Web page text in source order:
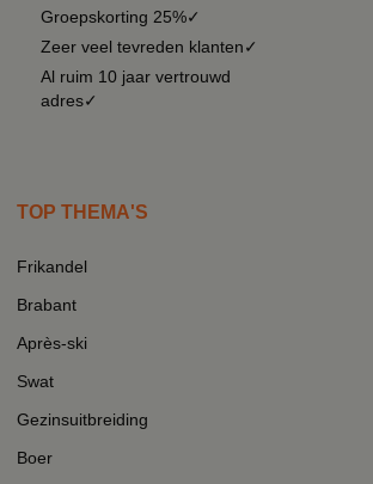
Groepskorting 25%✓
Zeer veel tevreden klanten✓
Al ruim 10 jaar vertrouwd
adres✓
TOP THEMA'S
Frikandel
Brabant
Après-ski
Swat
Gezinsuitbreiding
Boer